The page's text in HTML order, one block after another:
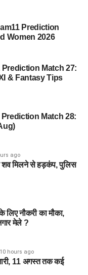
Prediction
Women 2026
Match 27:
& Fantasy Tips
Match 28:
ago
शव मिलने से हड़कंप, पुलिस
लिए नौकरी का मौका,
मेले ?
10 hours ago
11 अगस्त तक कई